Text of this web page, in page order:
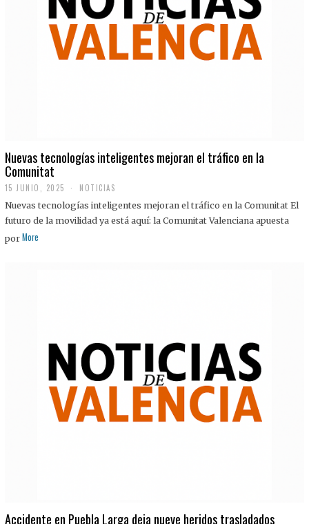
Nuevas tecnologías inteligentes mejoran el tráfico en la
Comunitat
15 JUNIO, 2025 NOTICIAS
Nuevas tecnologías inteligentes mejoran el tráfico en la Comunitat El
futuro de la movilidad ya está aquí: la Comunitat Valenciana apuesta
por More
Accidente en Puebla Larga deja nueve heridos trasladados